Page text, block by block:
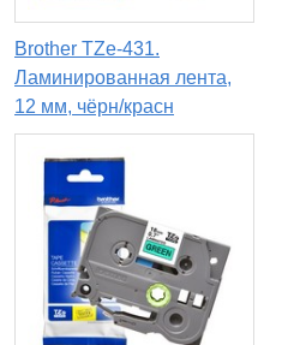
Brother TZe-431.
Ламинированная лента,
12 мм, чёрн/красн